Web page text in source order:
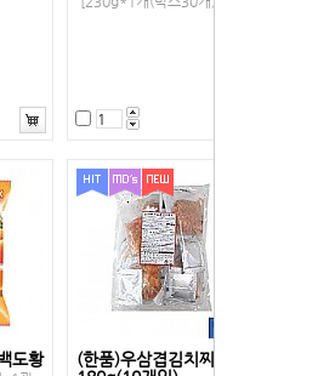
도황
(한품)우삼겹김치찌개